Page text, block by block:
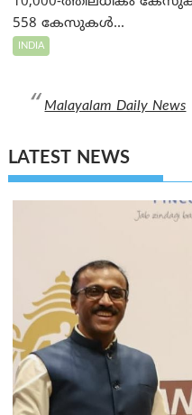
558 കേസുകൾ...
INDIA
Malayalam Daily News
LATEST NEWS